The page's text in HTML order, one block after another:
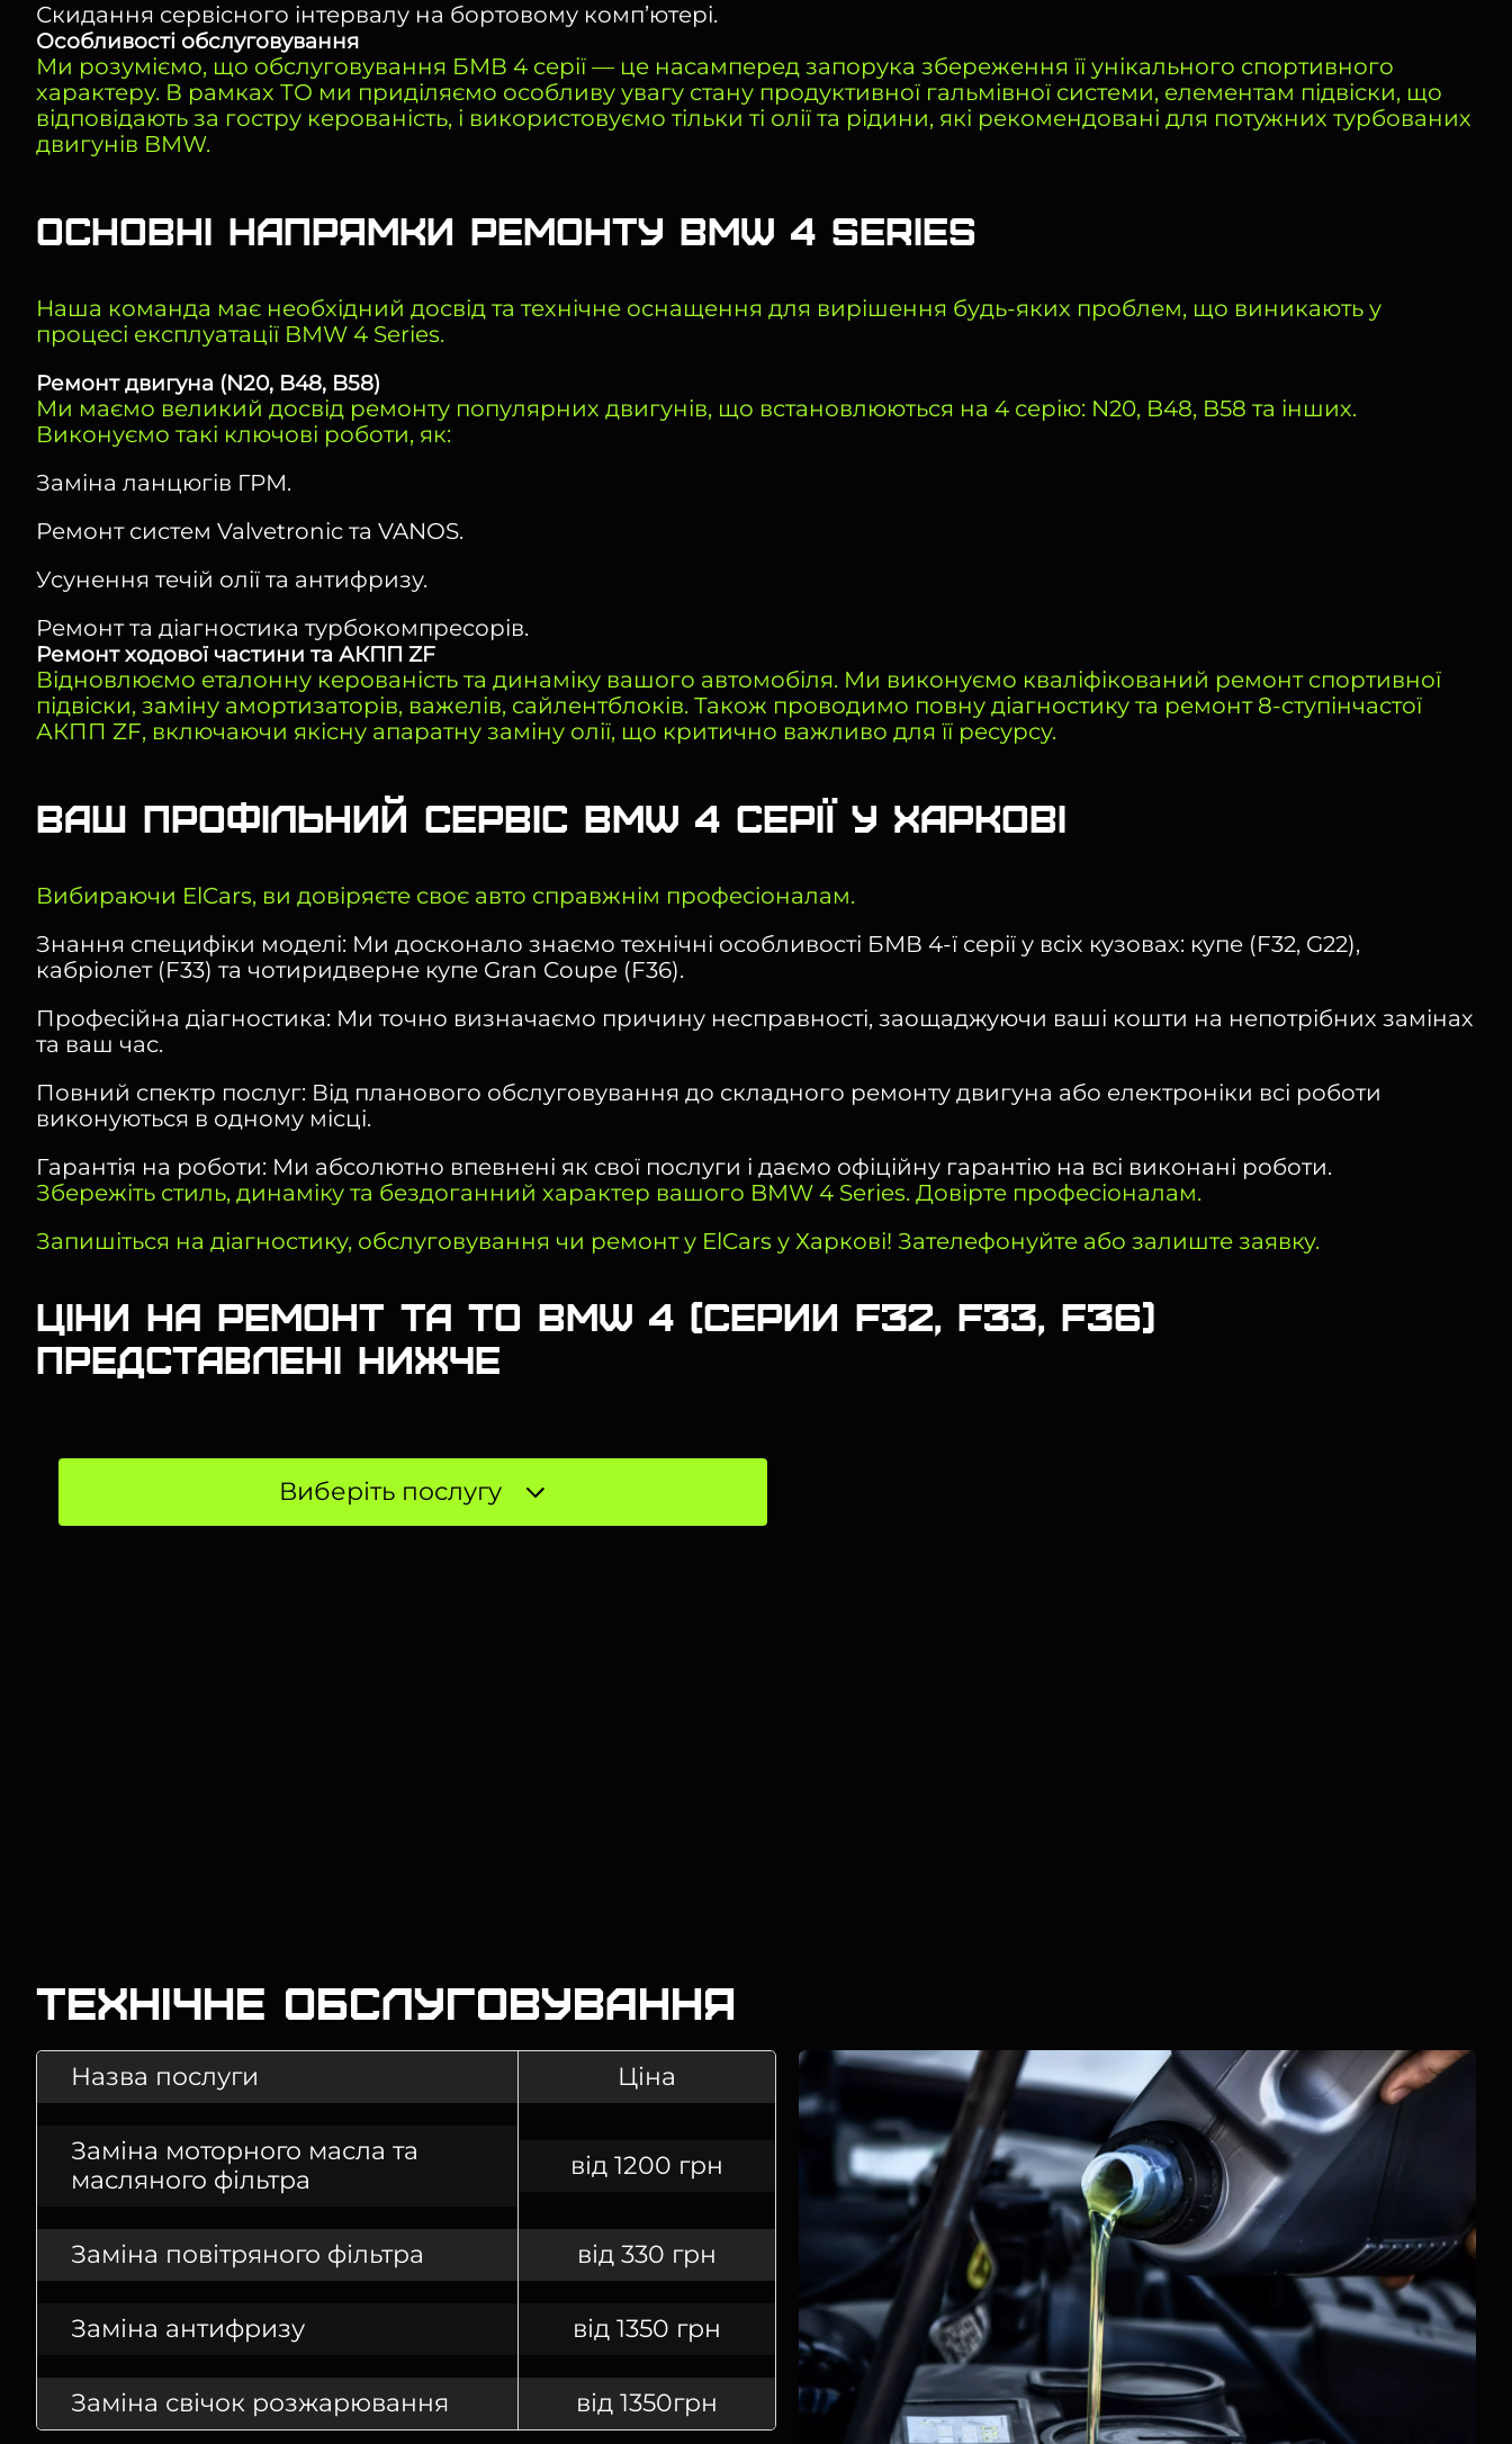
Скидання сервісного інтервалу на бортовому комп’ютері.
Особливості обслуговування
Ми розуміємо, що обслуговування БМВ 4 серії — це насамперед запорука збереження її унікального спортивного
характеру. В рамках ТО ми приділяємо особливу увагу стану продуктивної гальмівної системи, елементам підвіски, що
відповідають за гостру керованість, і використовуємо тільки ті олії та рідини, які рекомендовані для потужних турбованих
двигунів BMW.
Основні напрямки ремонту BMW 4 Series
Наша команда має необхідний досвід та технічне оснащення для вирішення будь-яких проблем, що виникають у
процесі експлуатації BMW 4 Series.
Ремонт двигуна (N20, B48, B58)
Ми маємо великий досвід ремонту популярних двигунів, що встановлюються на 4 серію: N20, B48, B58 та інших.
Виконуємо такі ключові роботи, як:
Заміна ланцюгів ГРМ.
Ремонт систем Valvetronic та VANOS.
Усунення течій олії та антифризу.
Ремонт та діагностика турбокомпресорів.
Ремонт ходової частини та АКПП ZF
Відновлюємо еталонну керованість та динаміку вашого автомобіля. Ми виконуємо кваліфікований ремонт спортивної
підвіски, заміну амортизаторів, важелів, сайлентблоків. Також проводимо повну діагностику та ремонт 8-ступінчастої
АКПП ZF, включаючи якісну апаратну заміну олії, що критично важливо для її ресурсу.
Ваш профільний сервіс BMW 4 Серії у Харкові
Вибираючи ElCars, ви довіряєте своє авто справжнім професіоналам.
Знання специфіки моделі: Ми досконало знаємо технічні особливості БМВ 4-ї серії у всіх кузовах: купе (F32, G22),
кабріолет (F33) та чотиридверне купе Gran Coupe (F36).
Професійна діагностика: Ми точно визначаємо причину несправності, заощаджуючи ваші кошти на непотрібних замінах
та ваш час.
Повний спектр послуг: Від планового обслуговування до складного ремонту двигуна або електроніки всі роботи
виконуються в одному місці.
Гарантія на роботи: Ми абсолютно впевнені як свої послуги і даємо офіційну гарантію на всі виконані роботи.
Збережіть стиль, динаміку та бездоганний характер вашого BMW 4 Series. Довірте професіоналам.
Запишіться на діагностику, обслуговування чи ремонт у ElCars у Харкові! Зателефонуйте або залиште заявку.
Ціни на ремонт та ТО BMW 4 (серии F32, F33, F36)
представлені нижче
Виберіть послугу
Технічне обслуговування
Назва послуги Ціна
Заміна моторного масла та
масляного фільтра
від 1200 грн
Заміна повітряного фільтра від 330 грн
Заміна антифризу від 1350 грн
Заміна свічок розжарювання від 1350грн